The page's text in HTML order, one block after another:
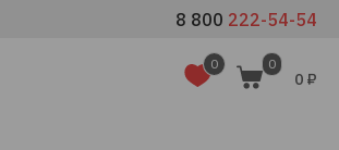
8 800 222-54-54
0 0
0 ₽